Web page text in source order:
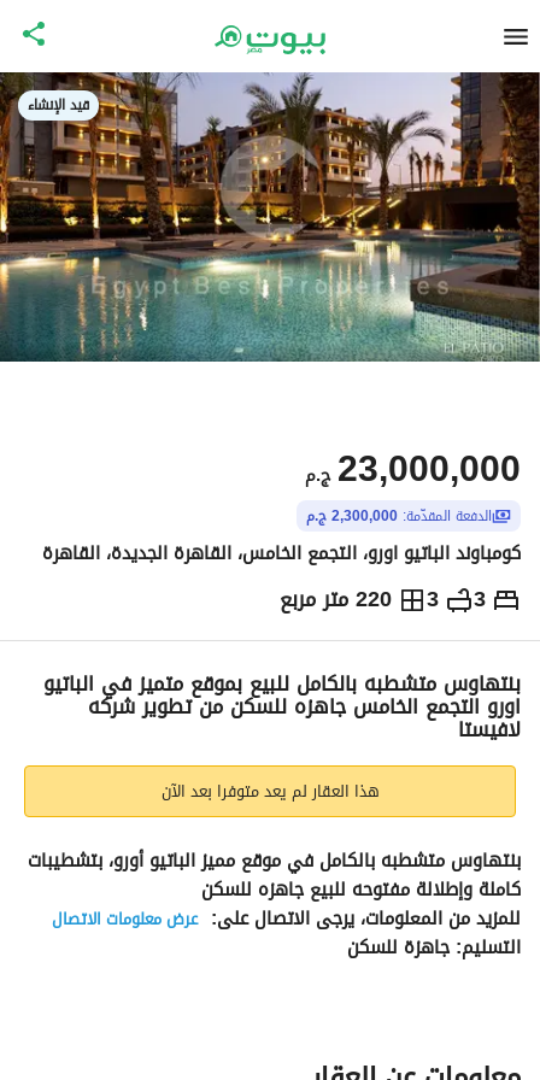
قيد الإنشاء
ج.م 23,000,000
الدفعة المقدّمة: 2,300,000 ج.م
كومباوند الباتيو اورو، التجمع الخامس، القاهرة الجديدة، القاهرة
3
3 220 متر مربع ج.م23,000,000
الاماكن القريبة
بنتهاوس متشطبه بالكامل للبيع بموقع متميز في الباتيو
اورو التجمع الخامس جاهزه للسكن من تطوير شركه
لافيستا
هذا العقار لم يعد متوفرا بعد الآن
كاملة وإطلالة مفتوحه للبيع جاهزه للسكن
للمزيد من المعلومات، يرجى الاتصال على: عرض معلومات الاتصال
التسليم: جاهزة للسكن